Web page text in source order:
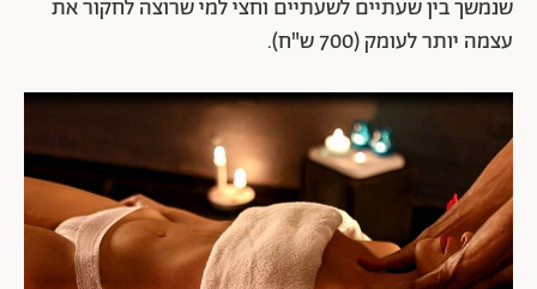
שנמשך בין שעתיים לשעתיים וחצי למי שרוצה לחקור את
עצמה יותר לעומק (700 ש"ח).